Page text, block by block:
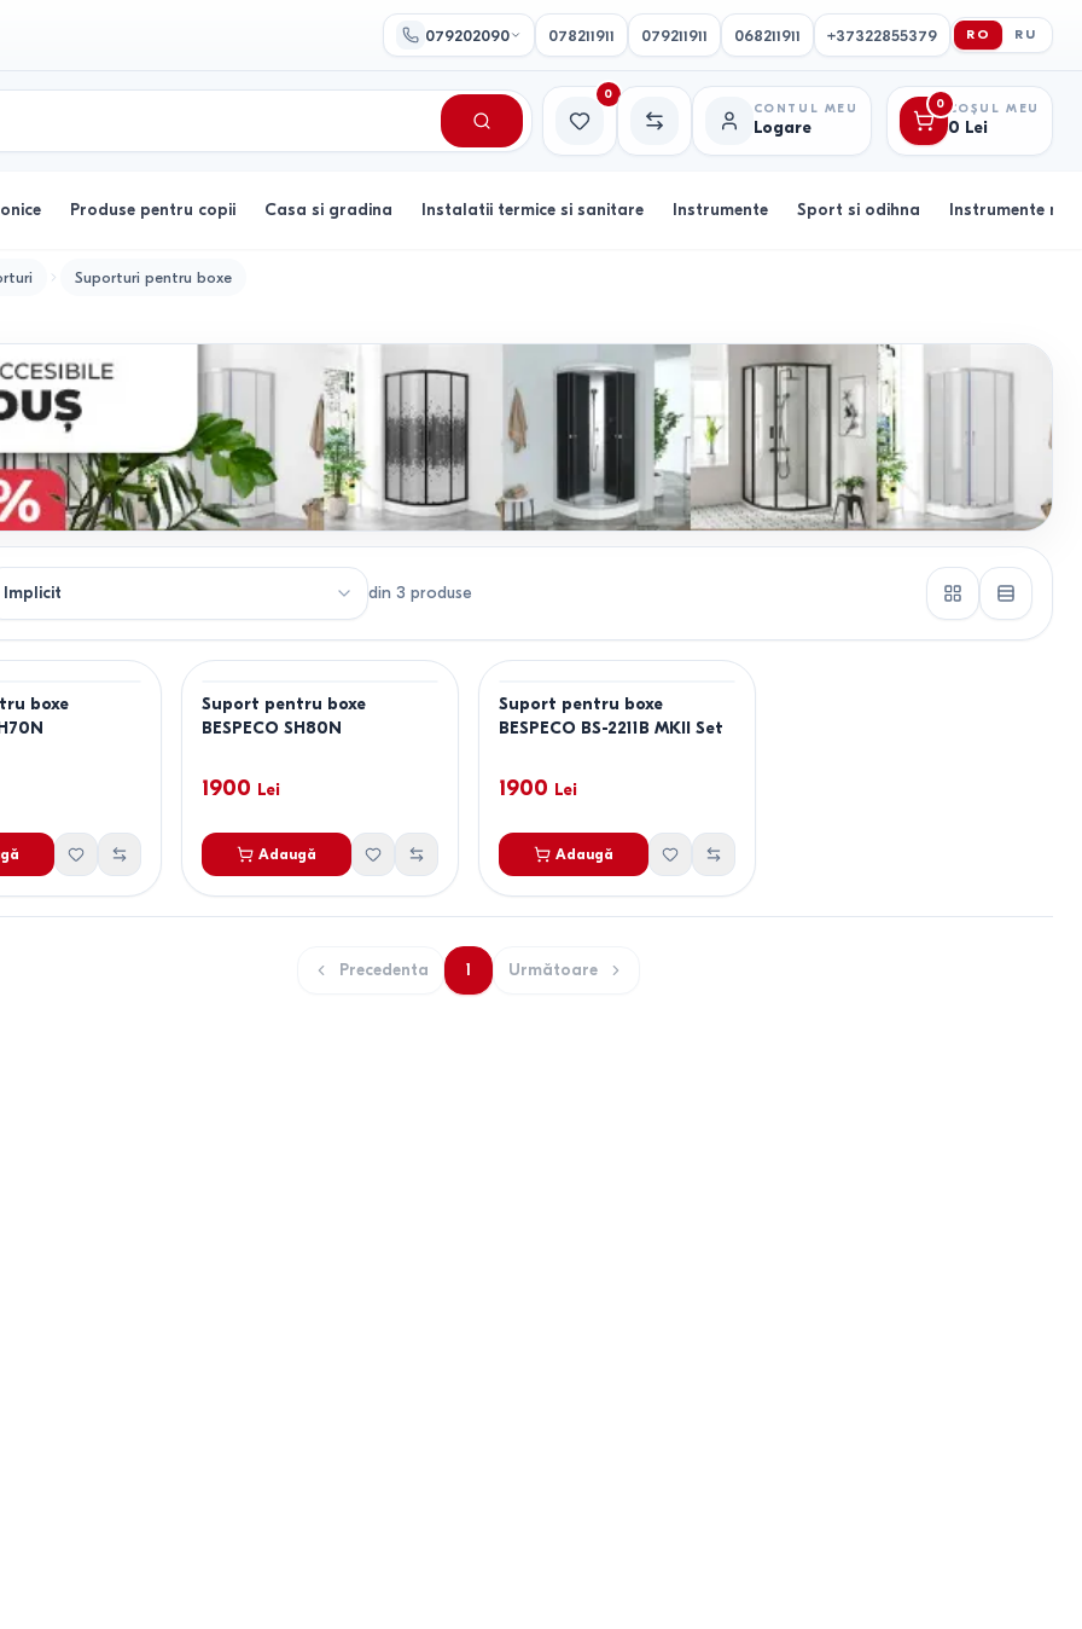
079202090 078211911 079211911 068211911 +37322855379 RO RU
Favorite
0
Comparație
CONTUL MEU
Logare
0 COȘUL MEU
0 Lei
Produse pentru copii Casa si gradina Instalatii termice si sanitare Instrumente Sport si odihna Instrumente
Suporturi pentru boxe
din 3 produse
boxe
Suport pentru boxe
BESPECO SH80N
1900 Lei
Adaugă
Suport pentru boxe
BESPECO BS-2211B MKII Set
1900 Lei
Adaugă
Precedenta 1 Următoare